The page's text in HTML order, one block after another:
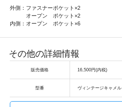
外側：ファスナーポケット×2
オープン ポケット×2
内側：オープン ポケット×6
その他の詳細情報
販売価格 16,500円(内税)
型番 ヴィンテージキャメル